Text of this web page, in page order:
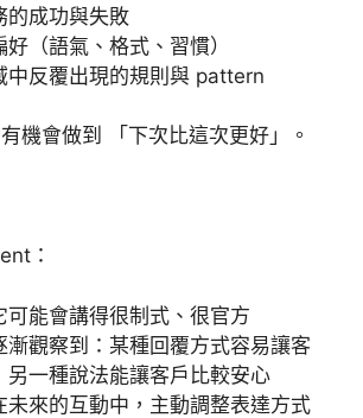
的成功與失敗
（語氣、格式、習慣）
中反覆出現的規則與 pattern
機會做到 「下次比這次更好」。
：
可能會講得很制式、很官方
漸觀察到：某種回覆方式容易讓客
另一種說法能讓客戶比較安心
未來的互動中，主動調整表達方式